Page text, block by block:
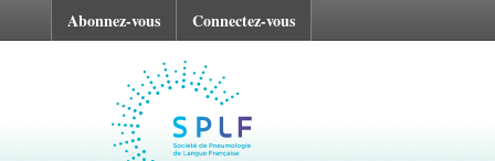
Abonnez-vous Connectez-vous